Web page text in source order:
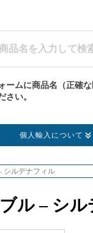
ームに商品名（正確
さい。
個人輸入について
シルデナフィル
ル – シ